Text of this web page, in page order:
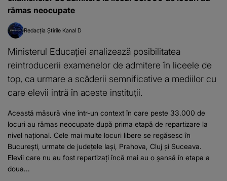
rămas neocupate
Redacția Știrile Kanal D
Ministerul Educației analizează posibilitatea
reintroducerii examenelor de admitere în liceele de
top, ca urmare a scăderii semnificative a mediilor cu
care elevii intră în aceste instituții.
Această măsură vine într-un context în care peste 33.000 de
locuri au rămas neocupate după prima etapă de repartizare la
nivel național. Cele mai multe locuri libere se regăsesc în
București, urmate de județele Iași, Prahova, Cluj și Suceava.
Elevii care nu au fost repartizați încă mai au o șansă în etapa a
doua...